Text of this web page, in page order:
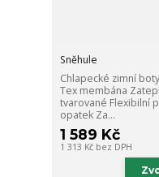
Sněhule
Chlapecké zimní
Tex membána
tvarované Flexibilní
opatek Za...
1 589 Kč
1 313 Kč bez DPH